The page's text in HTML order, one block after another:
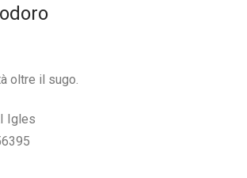
oltre il sugo.
Igles